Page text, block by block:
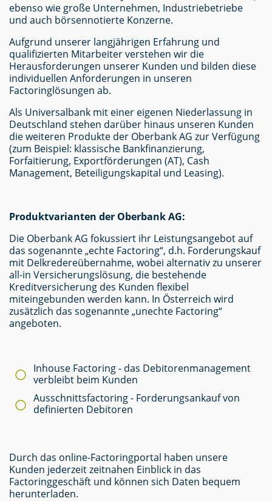
ebenso wie große Unternehmen, Industriebetriebe
und auch börsennotierte Konzerne.
Aufgrund unserer langjährigen Erfahrung und
qualifizierten Mitarbeiter verstehen wir die
Herausforderungen unserer Kunden und bilden diese
individuellen Anforderungen in unseren
Factoringlösungen ab.
Als Universalbank mit einer eigenen Niederlassung in
Deutschland stehen darüber hinaus unseren Kunden
die weiteren Produkte der Oberbank AG zur Verfügung
(zum Beispiel: klassische Bankfinanzierung,
Forfaitierung, Exportförderungen (AT), Cash
Management, Beteiligungskapital und Leasing).
Produktvarianten der Oberbank AG:
Die Oberbank AG fokussiert ihr Leistungsangebot auf
das sogenannte „echte Factoring“, d.h. Forderungskauf
mit Delkredereübernahme, wobei alternativ zu unserer
all-in Versicherungslösung, die bestehende
Kreditversicherung des Kunden flexibel
miteingebunden werden kann. In Österreich wird
zusätzlich das sogenannte „unechte Factoring“
angeboten.
Inhouse Factoring - das Debitorenmanagement
verbleibt beim Kunden
Ausschnittsfactoring - Forderungsankauf von
definierten Debitoren
Durch das online-Factoringportal haben unsere
Kunden jederzeit zeitnahen Einblick in das
Factoringgeschäft und können sich Daten bequem
herunterladen.